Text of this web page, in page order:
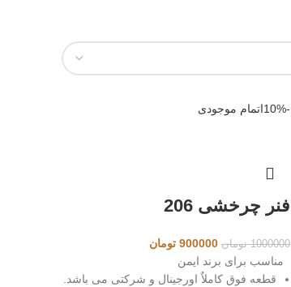
-10% اتمام موجودی
فنر چرخشی 206
1000000 تومان قیمت
اصلی
1000000 تومان
900000 تومانقیمت
900000 تومان
مناسب برای برند ایمن
قطعه فوق کاملاٌ اورجینال و شرکتی می باشد.